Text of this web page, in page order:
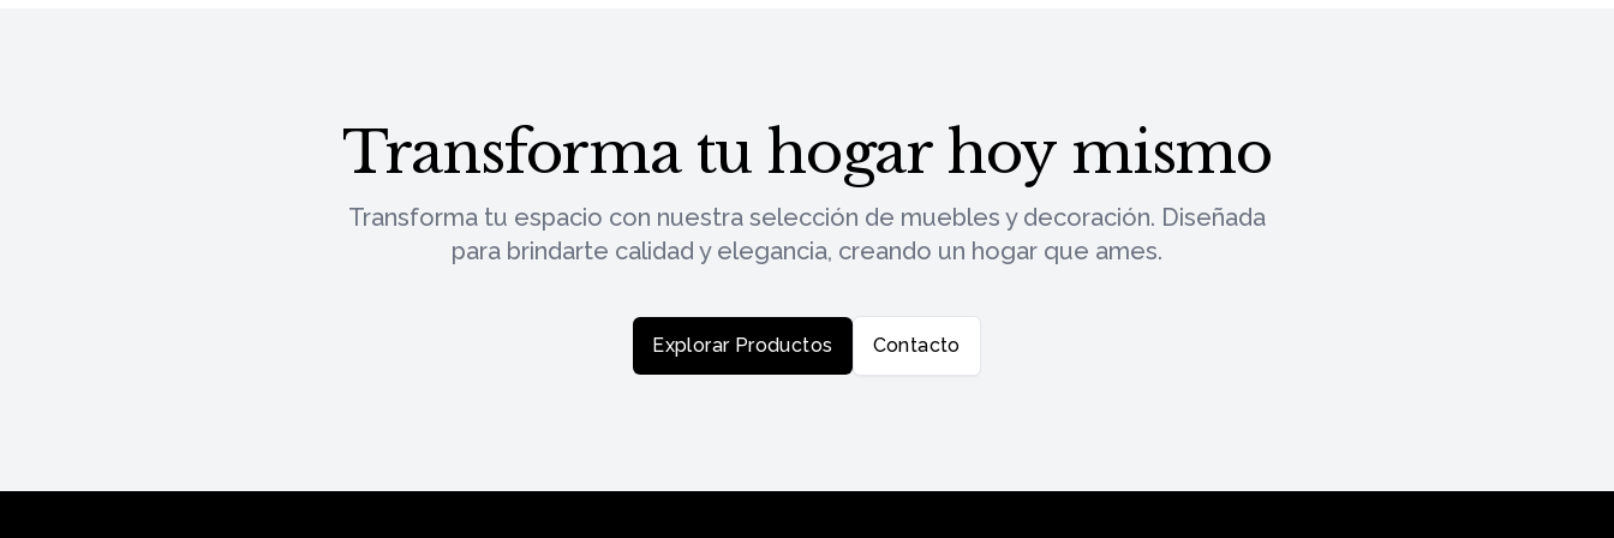
Transforma tu hogar hoy mismo
Transforma tu espacio con nuestra selección de muebles y decoración. Diseñada
para brindarte calidad y elegancia, creando un hogar que ames.
Explorar Productos Contacto